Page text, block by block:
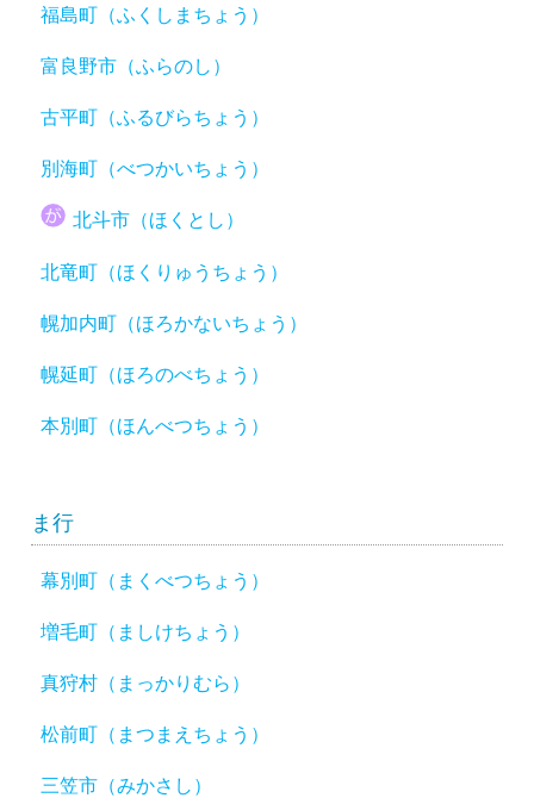
福島町（ふくしまちょう）
富良野市（ふらのし）
古平町（ふるびらちょう）
別海町（べつかいちょう）
北斗市（ほくとし）
北竜町（ほくりゅうちょう）
幌加内町（ほろかないちょう）
幌延町（ほろのべちょう）
本別町（ほんべつちょう）
ま行
幕別町（まくべつちょう）
増毛町（ましけちょう）
真狩村（まっかりむら）
松前町（まつまえちょう）
三笠市（みかさし）